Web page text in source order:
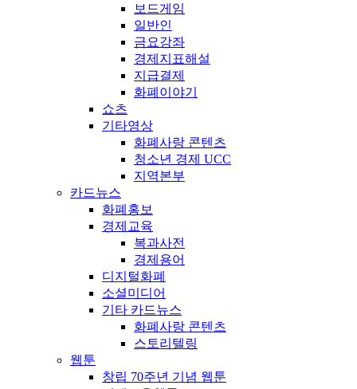
보드게임
일반인
금요강좌
경제지표해설
지급결제
화폐이야기
쇼츠
기타영상
화폐사랑 콘텐츠
청소년 경제 UCC
지역본부
카드뉴스
화폐홍보
경제교육
복과사전
경제용어
디지털화폐
소셜미디어
기타 카드뉴스
화폐사랑 콘텐츠
스토리텔링
웹툰
창립 70주년 기념 웹툰